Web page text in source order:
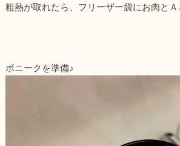
粗熱が取れたら、フリーザー袋にお肉とＡ
ボニークを準備♪